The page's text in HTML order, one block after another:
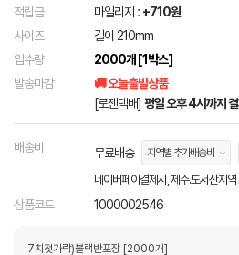
적립금 마일리지 : +710원
사이즈
길이 210mm
입수량
2000개 [1박스]
발송마감
🚚 오늘출발상품
[로젠택배] 평일 오후 4시까지 결
배송비 무료배송 지역별 추가배송비
네이버페이결제시, 제주.도서산지
상품코드 1000002546
7치젓가락)블랙반포장 [2000개]